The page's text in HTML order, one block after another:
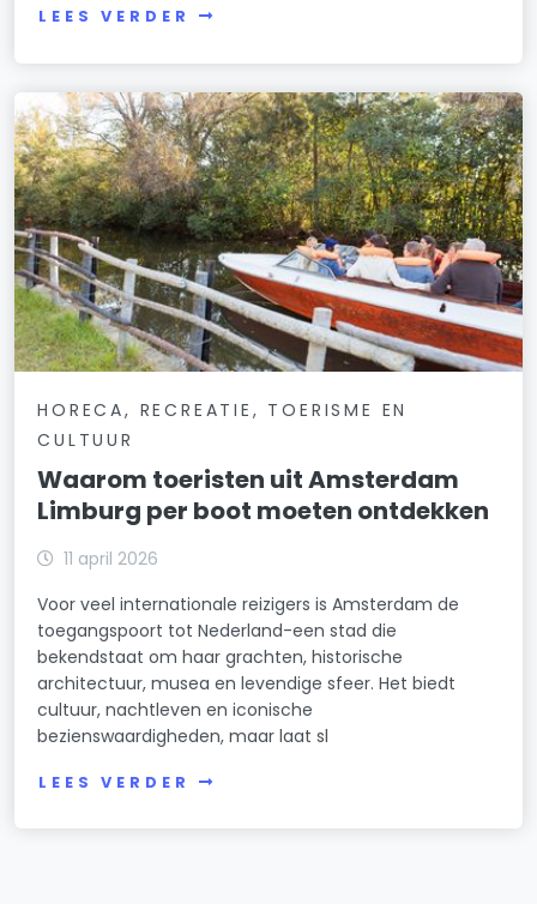
LEES VERDER
HORECA, RECREATIE, TOERISME EN
CULTUUR
Waarom toeristen uit Amsterdam
Limburg per boot moeten ontdekken
11 april 2026
Voor veel internationale reizigers is Amsterdam de
toegangspoort tot Nederland-een stad die
bekendstaat om haar grachten, historische
architectuur, musea en levendige sfeer. Het biedt
cultuur, nachtleven en iconische
bezienswaardigheden, maar laat sl
LEES VERDER